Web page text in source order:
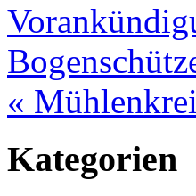
«
Kategorien